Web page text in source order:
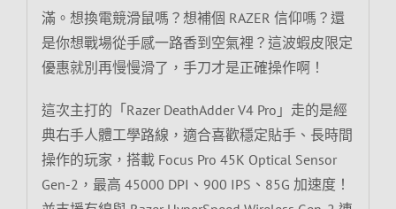
滿。想換電競滑鼠嗎？想補個 RAZER 信仰嗎？還
是你想戰場從手感一路香到空氣裡？這波蝦皮限定
優惠就別再慢慢滑了，手刀才是正確操作啊！
這次主打的「Razer DeathAdder V4 Pro」走的是經
典右手人體工學路線，適合喜歡穩定貼手、長時間
操作的玩家，搭載 Focus Pro 45K Optical Sensor
Gen-2，最高 45000 DPI、900 IPS、85G 加速度！